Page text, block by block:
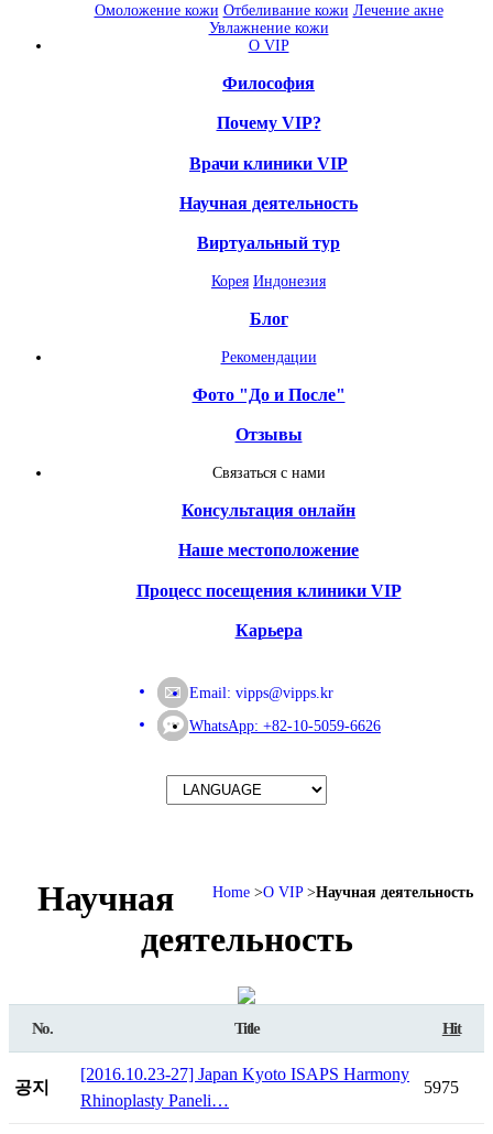
Омоложение кожи Отбеливание кожи Лечение акне
Увлажнение кожи
О VIP
Философия
Почему VIP?
Врачи клиники VIP
Научная деятельность
Виртуальный тур
Корея Индонезия
Блог
Рекомендации
Фото "До и После"
Отзывы
Связаться с нами
Консультация онлайн
Наше местоположение
Процесс посещения клиники VIP
Карьера
Email: vipps@vipps.kr
WhatsApp: +82-10-5059-6626
Home О VIP Научная деятельность
Научная
деятельность
No. Title Hit
공지
[2016.10.23-27] Japan Kyoto ISAPS Harmony
Rhinoplasty Paneli…
5975